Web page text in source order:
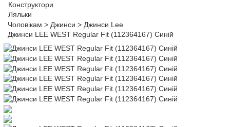
Конструктори
Ляльки
Чоловікам > Джинси > Джинси Lee
Джинси LEE WEST Regular Fit (112364167) Синій